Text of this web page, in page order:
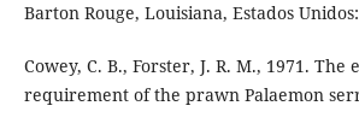
Barton Rouge, Louisiana, Estados
Cowey, C. B., Forster, J. R. M., 1971. The
requirement of the prawn Palaemon